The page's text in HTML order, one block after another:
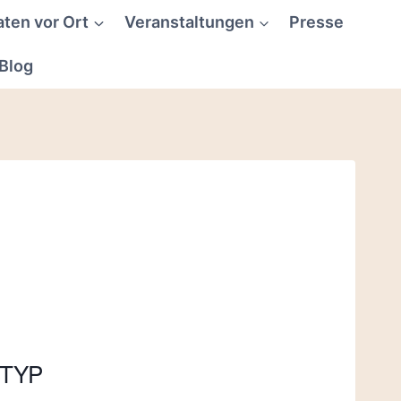
vor Ort Veranstaltungen Presse
Blog